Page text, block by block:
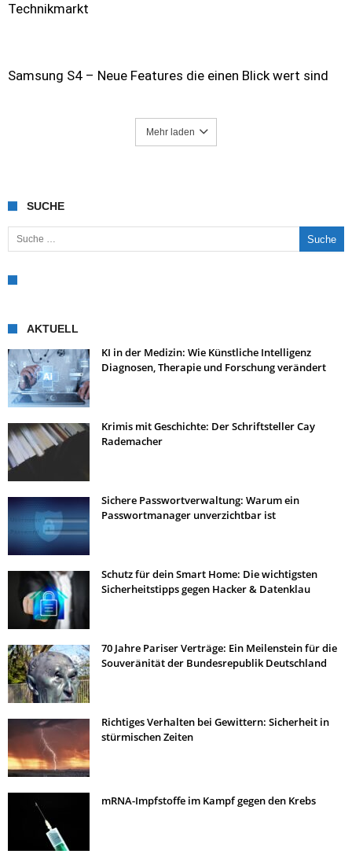
Technikmarkt
Samsung S4 – Neue Features die einen Blick wert sind
Mehr laden
SUCHE
Suche nach:
AKTUELL
KI in der Medizin: Wie Künstliche Intelligenz
Diagnosen, Therapie und Forschung verändert
Krimis mit Geschichte: Der Schriftsteller Cay
Rademacher
Sichere Passwortverwaltung: Warum ein
Passwortmanager unverzichtbar ist
Schutz für dein Smart Home: Die wichtigsten
Sicherheitstipps gegen Hacker & Datenklau
70 Jahre Pariser Verträge: Ein Meilenstein für die
Souveränität der Bundesrepublik Deutschland
Richtiges Verhalten bei Gewittern: Sicherheit in
stürmischen Zeiten
mRNA-Impfstoffe im Kampf gegen den Krebs